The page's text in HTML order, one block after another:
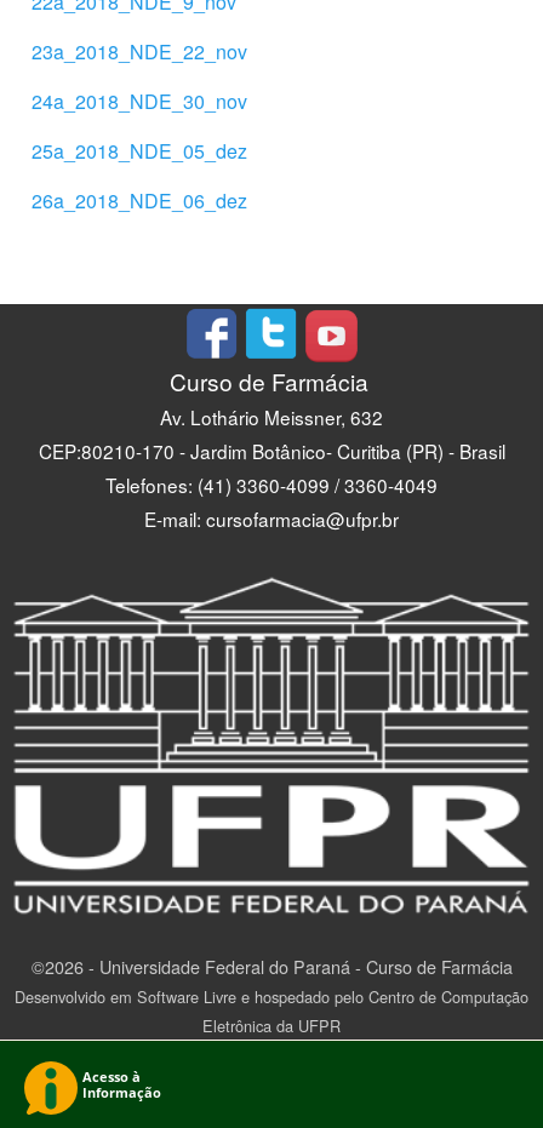
23a_2018_NDE_22_nov
24a_2018_NDE_30_nov
25a_2018_NDE_05_dez
26a_2018_NDE_06_dez
Curso de Farmácia
Av. Lothário Meissner, 632
CEP:80210-170 - Jardim Botânico- Curitiba (PR) - Brasil
Telefones: (41) 3360-4099 / 3360-4049
E-mail: cursofarmacia@ufpr.br
©2026 - Universidade Federal do Paraná - Curso de Farmácia
Desenvolvido em Software Livre e hospedado pelo Centro de Computação
Eletrônica da UFPR